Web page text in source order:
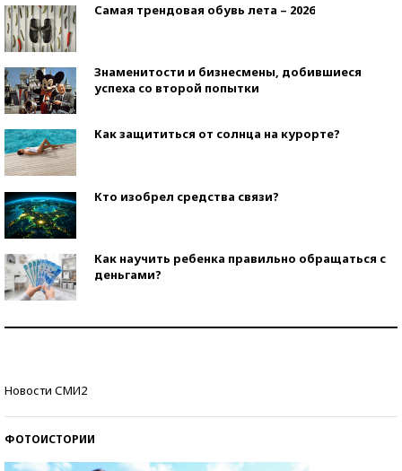
Самая трендовая обувь лета – 2026
Знаменитости и бизнесмены, добившиеся
успеха со второй попытки
Как защититься от солнца на курорте?
Кто изобрел средства связи?
Как научить ребенка правильно обращаться с
деньгами?
Новости СМИ2
ФОТОИСТОРИИ